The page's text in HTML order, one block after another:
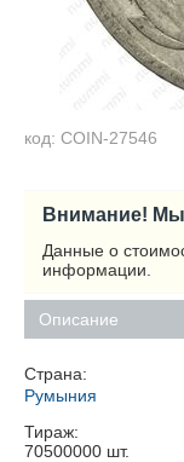
код: COIN-27546
Внимание! Мы
Данные о
информации.
Описание
Страна:
Румыния
Тираж:
70500000 шт.